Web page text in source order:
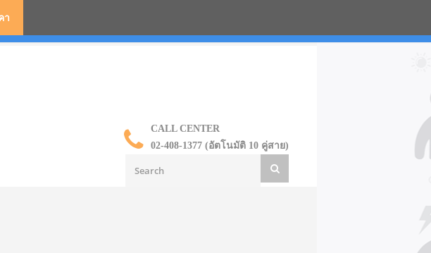
CALL CENTER
02-408-1377 (อัตโนมัติ 10 คู่สาย)
า มกอล์ฟ ร่มกลับด้าน ราคาส่ง